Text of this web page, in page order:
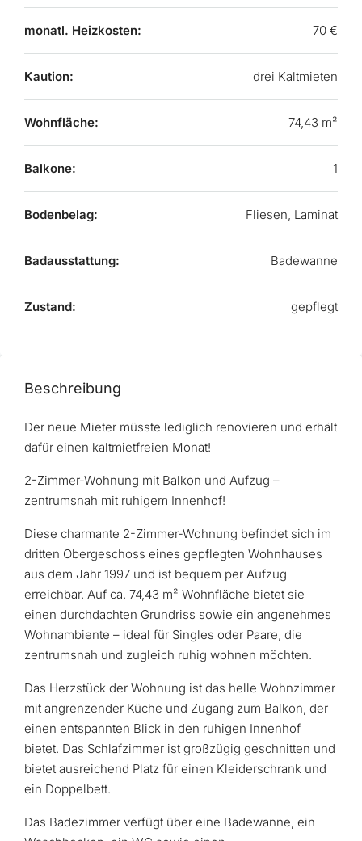
monatl. Heizkosten: 70 €
Kaution: drei Kaltmieten
Wohnfläche: 74,43 m²
Balkone: 1
Bodenbelag: Fliesen, Laminat
Badausstattung: Badewanne
Zustand: gepflegt
Beschreibung
Der neue Mieter müsste lediglich renovieren und erhält
dafür einen kaltmietfreien Monat!
2-Zimmer-Wohnung mit Balkon und Aufzug –
zentrumsnah mit ruhigem Innenhof!
Diese charmante 2-Zimmer-Wohnung befindet sich im
dritten Obergeschoss eines gepflegten Wohnhauses
aus dem Jahr 1997 und ist bequem per Aufzug
erreichbar. Auf ca. 74,43 m² Wohnfläche bietet sie
einen durchdachten Grundriss sowie ein angenehmes
Wohnambiente – ideal für Singles oder Paare, die
zentrumsnah und zugleich ruhig wohnen möchten.
Das Herzstück der Wohnung ist das helle Wohnzimmer
mit angrenzender Küche und Zugang zum Balkon, der
einen entspannten Blick in den ruhigen Innenhof
bietet. Das Schlafzimmer ist großzügig geschnitten und
bietet ausreichend Platz für einen Kleiderschrank und
ein Doppelbett.
Das Badezimmer verfügt über eine Badewanne, ein